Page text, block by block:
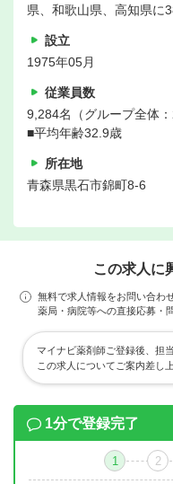
県、和歌山県、高知県に
設立
1975年05月
従業員数
9,284名（グループ全体：
■平均年齢32.9歳
所在地
青森県黒石市錦町8-6
この求人に
無料で求人情報をお問い合わ
薬局・病院等への直接応募・
マイナビ薬剤師ご登録後、担
この求人についてご案内差し
1分で登録完了
1 2